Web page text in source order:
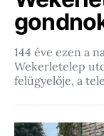
144 éve ezen a
Wekerletelep
felügyelője, a